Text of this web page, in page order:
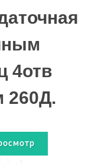
4отв
260Д.